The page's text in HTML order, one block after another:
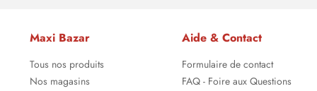
Maxi Bazar
Tous nos produits
Nos magasins
Aide & Contact
Formulaire de contact
FAQ - Foire aux Questions